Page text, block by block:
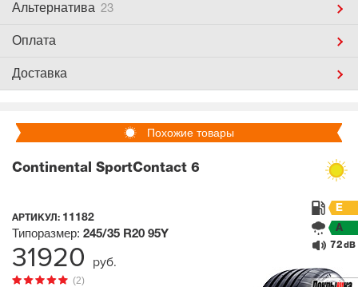
Альтернатива 23
Оплата
Доставка
Похожие товары
Continental SportContact 6
АРТИКУЛ: 11182
(2)
Типоразмер: 245/35 R20 95Y
E
A
72 dB
31920 руб.